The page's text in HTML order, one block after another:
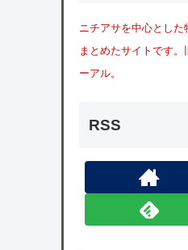
ニチアサを中心とし
まとめたサイトです
ーアル。
RSS